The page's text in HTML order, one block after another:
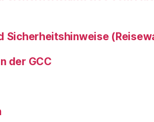
Sicherheitshinweise
der GCC